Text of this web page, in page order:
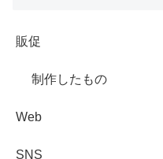
販促
制作したもの
Web
SNS